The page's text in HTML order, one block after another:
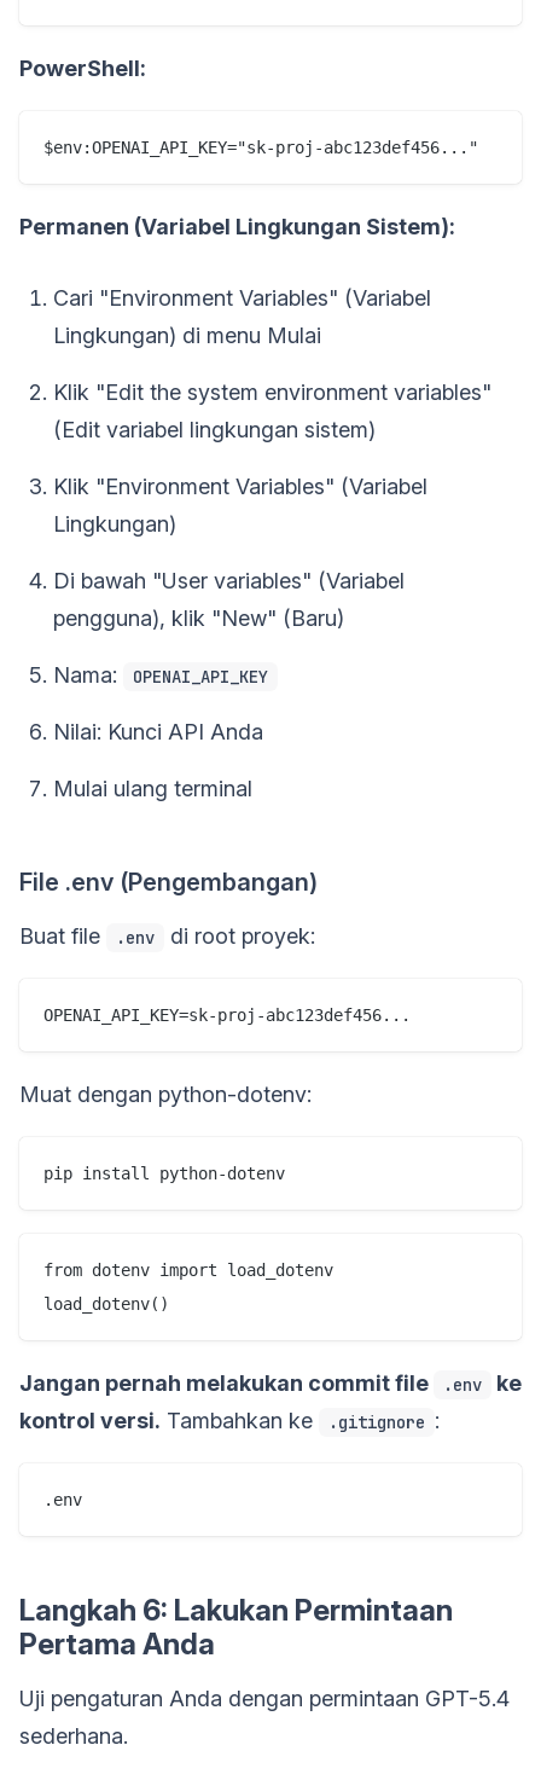
PowerShell:
$env:OPENAI_API_KEY="sk-proj-abc123def456..."
Permanen (Variabel Lingkungan Sistem):
Cari "Environment Variables" (Variabel
Lingkungan) di menu Mulai
Klik "Edit the system environment variables"
(Edit variabel lingkungan sistem)
Klik "Environment Variables" (Variabel
Lingkungan)
Di bawah "User variables" (Variabel
pengguna), klik "New" (Baru)
Nama: OPENAI_API_KEY
Nilai: Kunci API Anda
Mulai ulang terminal
File .env (Pengembangan)
Buat file .env di root proyek:
OPENAI_API_KEY=sk-proj-abc123def456...
Muat dengan python-dotenv:
pip install python-dotenv
from dotenv import load_dotenv
load_dotenv()
Jangan pernah melakukan commit file .env
ke
kontrol versi. Tambahkan ke .gitignore :
.env
Langkah 6: Lakukan Permintaan
Pertama Anda
Uji pengaturan Anda dengan permintaan GPT-5.4
sederhana.